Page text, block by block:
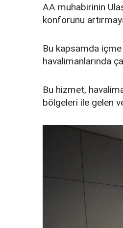
AA muhabirinin
konforunu
Bu kapsamda
havalimanlarında
Bu hizmet,
bölgeleri ile gelen